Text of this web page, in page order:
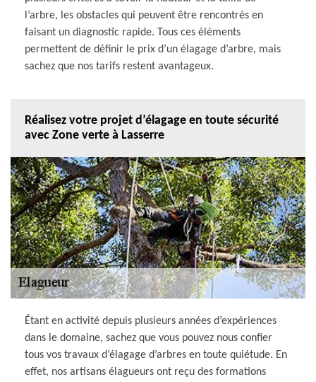
l’arbre, les obstacles qui peuvent être rencontrés en
faisant un diagnostic rapide. Tous ces éléments
permettent de définir le prix d’un élagage d’arbre, mais
sachez que nos tarifs restent avantageux.
Réalisez votre projet d’élagage en toute sécurité
avec Zone verte à Lasserre
Étant en activité depuis plusieurs années d’expériences
dans le domaine, sachez que vous pouvez nous confier
tous vos travaux d’élagage d’arbres en toute quiétude. En
effet, nos artisans élagueurs ont reçu des formations